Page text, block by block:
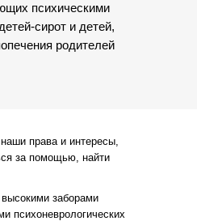
психическими
сирот и детей,
родителей
права и интересы,
за помощью, найти
заборами
психоневрологических